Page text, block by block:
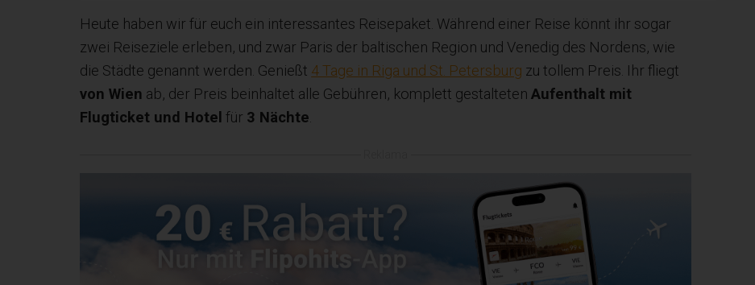
Heute haben wir für euch ein interessantes Reisepaket. Während einer Reise könnt ihr sogar
zwei Reiseziele erleben, und zwar Paris der baltischen Region und Venedig des Nordens, wie
die Städte genannt werden. Genießt 4 Tage in Riga und St. Petersburg zu tollem Preis. Ihr fliegt
von Wien ab, der Preis beinhaltet alle Gebühren, komplett gestaltetenAufenthalt mit
Flugticket und Hotel für 3 Nächte